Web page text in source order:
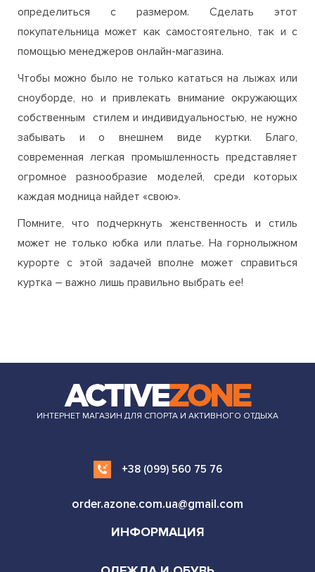
определиться с размером. Сделать этот
покупательница может как самостоятельно, так и с
помощью менеджеров онлайн-магазина.
Чтобы можно было не только кататься на лыжах или
сноуборде, но и привлекать внимание окружающих
собственным стилем и индивидуальностью, не нужно
забывать и о внешнем виде куртки. Благо,
современная легкая промышленность представляет
огромное разнообразие моделей, среди которых
каждая модница найдет «свою».
Помните, что подчеркнуть женственность и стиль
может не только юбка или платье. На горнолыжном
курорте с этой задачей вполне может справиться
куртка – важно лишь правильно выбрать ее!
ИНТЕРНЕТ МАГАЗИН ДЛЯ СПОРТА И АКТИВНОГО ОТДЫХА
+38 (099) 560 75 76
order.azone.com.ua@gmail.com
ИНФОРМАЦИЯ